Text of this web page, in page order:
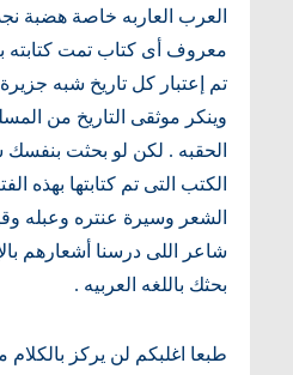
العرب العاربه خاصة هضبة نجد .
معروف أى كتاب تمت كتابته بعد
تم إعتبار كل تاريخ شبه جزيرة
وينكر موثقى التاريخ من المسلمين
الحقبه . لكن لو بحثت بنفسك
الكتب التى تم كتابتها بهذه
الشعر وسيرة عنتره وعبله وقيس
شاعر اللى درسنا أشعارهم
بحثك باللغه العربيه .
طبعا اغلبكم لن يركز بالكلام مع